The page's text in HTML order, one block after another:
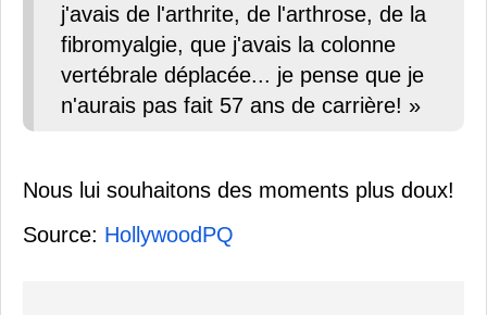
j'avais de l'arthrite, de l'arthrose, de la
fibromyalgie, que j'avais la colonne
vertébrale déplacée... je pense que je
n'aurais pas fait 57 ans de carrière! »
Nous lui souhaitons des moments plus doux!
Source: HollywoodPQ